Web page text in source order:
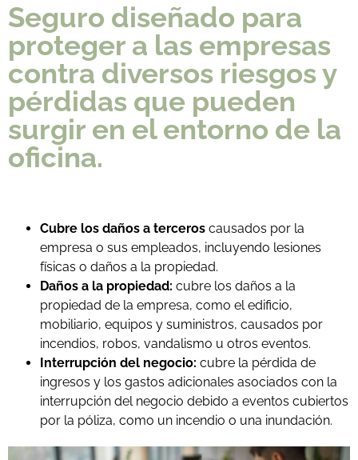
Seguro diseñado para
proteger a las empresas
contra diversos riesgos y
pérdidas que pueden
surgir en el entorno de la
oficina.
Cubre los daños a terceros causados por la
empresa o sus empleados, incluyendo lesiones
físicas o daños a la propiedad.
Daños a la propiedad: cubre los daños a la
propiedad de la empresa, como el edificio,
mobiliario, equipos y suministros, causados por
incendios, robos, vandalismo u otros eventos.
Interrupción del negocio: cubre la pérdida de
ingresos y los gastos adicionales asociados con la
interrupción del negocio debido a eventos cubiertos
por la póliza, como un incendio o una inundación.